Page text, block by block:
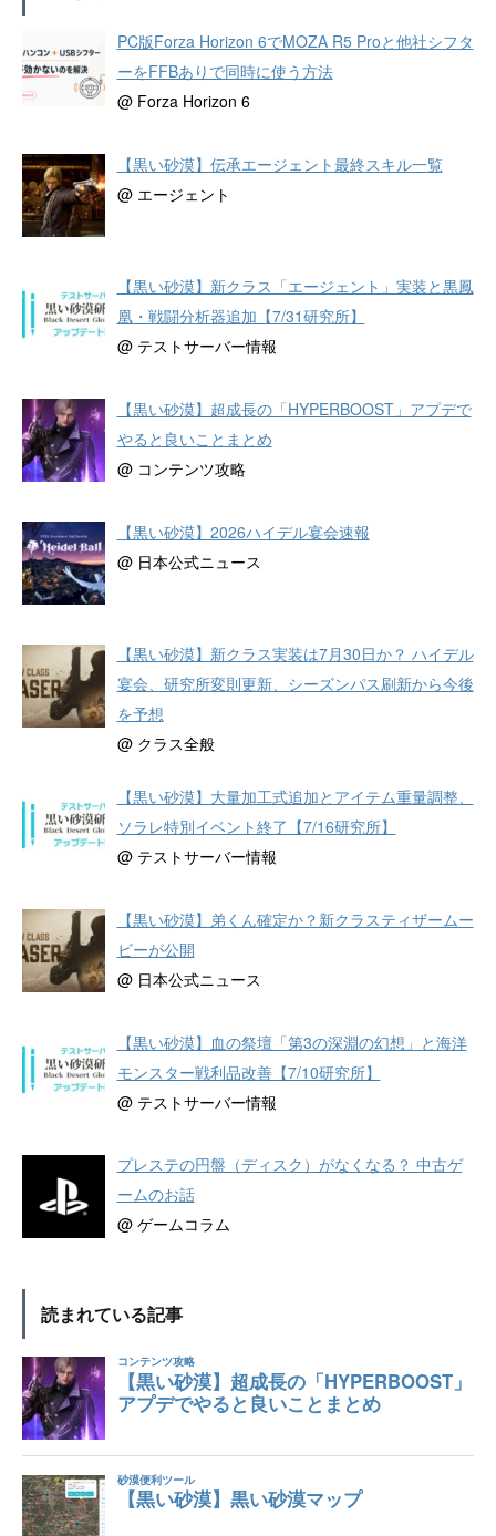
PC版Forza Horizon 6でMOZA R5 Proと他社シフタ
ーをFFBありで同時に使う方法
@ Forza Horizon 6
【黒い砂漠】伝承エージェント最終スキル一覧
@ エージェント
【黒い砂漠】新クラス「エージェント」実装と黒鳳
凰・戦闘分析器追加【7/31研究所】
@ テストサーバー情報
【黒い砂漠】超成長の「HYPERBOOST」アプデで
やると良いことまとめ
@ コンテンツ攻略
【黒い砂漠】2026ハイデル宴会速報
@ 日本公式ニュース
【黒い砂漠】新クラス実装は7月30日か？ ハイデル
宴会、研究所変則更新、シーズンパス刷新から今後
を予想
@ クラス全般
【黒い砂漠】大量加工式追加とアイテム重量調整、
ソラレ特別イベント終了【7/16研究所】
@ テストサーバー情報
【黒い砂漠】弟くん確定か？新クラスティザームー
ビーが公開
@ 日本公式ニュース
【黒い砂漠】血の祭壇「第3の深淵の幻想」と海洋
モンスター戦利品改善【7/10研究所】
@ テストサーバー情報
プレステの円盤（ディスク）がなくなる？ 中古ゲ
ームのお話
@ ゲームコラム
読まれている記事